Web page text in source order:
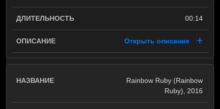
00:14
Открыть описание
Rainbow Ruby (Rainbow
Ruby), 2016